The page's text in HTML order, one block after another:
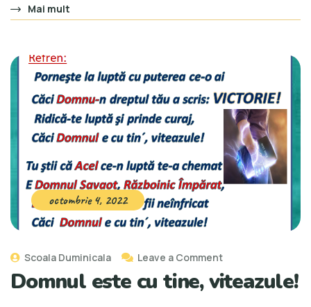
Mai mult
octombrie 4, 2022
Scoala Duminicala Leave a Comment
Domnul este cu tine, viteazule!